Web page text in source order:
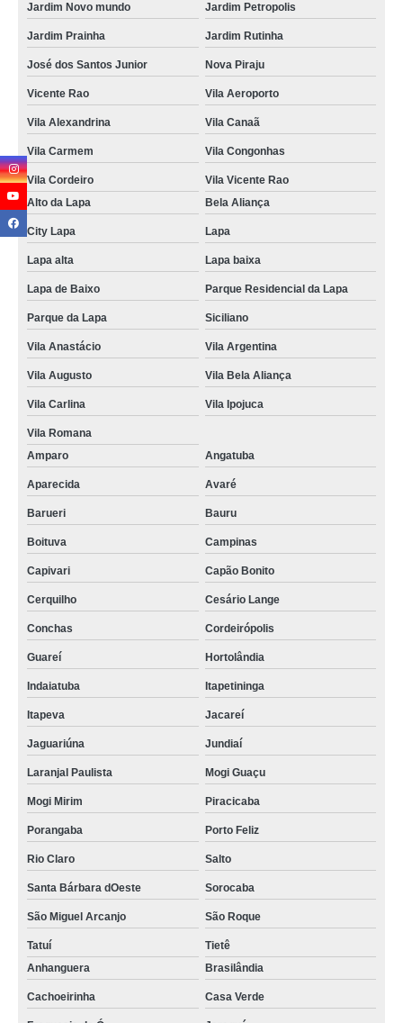
Jardim Novo mundo Jardim Petropolis
Jardim Prainha Jardim Rutinha
José dos Santos Junior Nova Piraju
Vicente Rao Vila Aeroporto
Vila Alexandrina Vila Canaã
Vila Carmem Vila Congonhas
Vila Cordeiro
Vila Vicente Rao
Alto da Lapa
Bela Aliança
City Lapa Lapa
Lapa alta Lapa baixa
Lapa de Baixo Parque Residencial da Lapa
Parque da Lapa Siciliano
Vila Anastácio Vila Argentina
Vila Augusto Vila Bela Aliança
Vila Carlina Vila Ipojuca
Vila Romana
Amparo
Angatuba
Aparecida Avaré
Barueri Bauru
Boituva Campinas
Capivari Capão Bonito
Cerquilho Cesário Lange
Conchas Cordeirópolis
Guareí Hortolândia
Indaiatuba Itapetininga
Itapeva Jacareí
Jaguariúna Jundiaí
Laranjal Paulista Mogi Guaçu
Mogi Mirim Piracicaba
Porangaba Porto Feliz
Rio Claro Salto
Santa Bárbara dOeste Sorocaba
São Miguel Arcanjo São Roque
Tatuí
Tietê
Anhanguera
Brasilândia
Cachoeirinha Casa Verde